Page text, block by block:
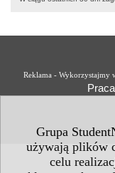
Grupa
używają plików
celu
Reklama - Wykorzystajmy